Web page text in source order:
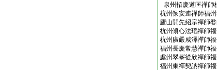
泉州招慶道匡禪師
杭州保安連禪師福
廬山開先紹宗禪師
杭州傾心法瑫禪師
杭州廣嚴咸澤禪師
福州長慶常慧禪師
處州翠峯從欣禪師
福州東禪契訥禪師